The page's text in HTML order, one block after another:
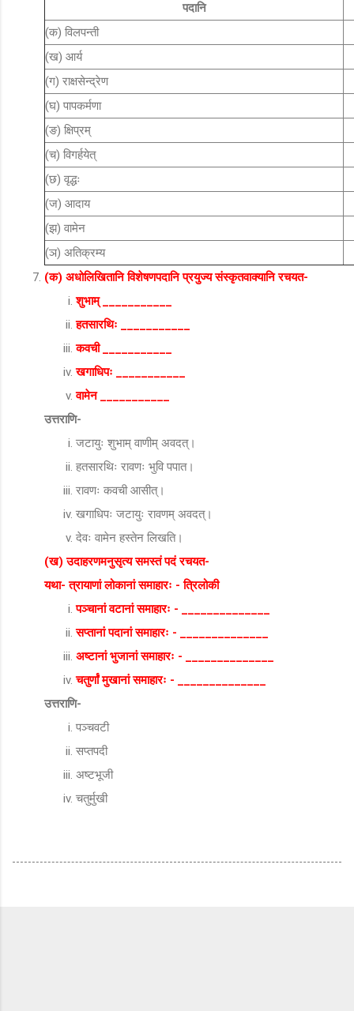
पदानि
(क) विलपन्ती
(ख) आर्य
(ग) राक्षसेन्द्रेण
(घ) पापकर्मणा
(ङ) क्षिप्रम्
(च) विगर्हयेत्
(छ) वृद्धः
(ज) आदाय
(झ) वामेन
(ञ) अतिक्रम्य
(क) अधोलिखितानि विशेषणपदानि प्रयुज्य संस्कृतवाक्यानि रचयत-
शुभाम् ___________
हतसारथिः ___________
कवची ___________
खगाधिपः ___________
वामेन ___________
उत्तराणि-
जटायुः शुभाम् वाणीम् अवदत्।
हतसारथिः रावणः भुवि पपात।
रावणः कवची आसीत्।
खगाधिपः जटायुः रावणम् अवदत्।
देवः वामेन हस्तेन लिखति।
(ख) उदाहरणमनुसृत्य समस्तं पदं रचयत-
यथा- त्रायाणां लोकानां समाहारः - त्रिलोकी
पञ्चानां वटानां समाहारः - ______________
सप्तानां पदानां समाहारः - ______________
अष्टानां भुजानां समाहारः - ______________
चतुर्णां मुखानां समाहारः - ______________
उत्तराणि-
पञ्चवटी
सप्तपदी
अष्टभूजी
चतुर्मुखी